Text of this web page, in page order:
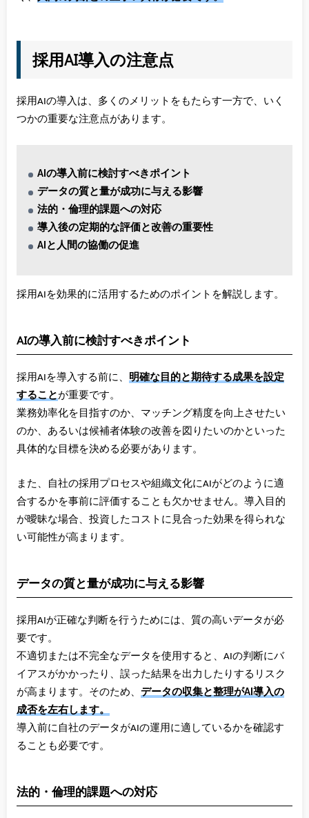
採用AI導入の注意点
採用AIの導入は、多くのメリットをもたらす一方で、いく
つかの重要な注意点があります。
AIの導入前に検討すべきポイント
データの質と量が成功に与える影響
法的・倫理的課題への対応
導入後の定期的な評価と改善の重要性
AIと人間の協働の促進
採用AIを効果的に活用するためのポイントを解説します。
AIの導入前に検討すべきポイント
採用AIを導入する前に、 明確な目的と期待する成果を設定
することが重要です。
業務効率化を目指すのか、マッチング精度を向上させたい
のか、あるいは候補者体験の改善を図りたいのかといった
具体的な目標を決める必要があります。
また、自社の採用プロセスや組織文化にAIがどのように適
合するかを事前に評価することも欠かせません。導入目的
が曖昧な場合、投資したコストに見合った効果を得られな
い可能性が高まります。
データの質と量が成功に与える影響
採用AIが正確な判断を行うためには、質の高いデータが必
要です。
不適切または不完全なデータを使用すると、AIの判断にバ
イアスがかかったり、誤った結果を出力したりするリスク
が高まります。そのため、 データの収集と整理がAI導入の
成否を左右します。
導入前に自社のデータがAIの運用に適しているかを確認す
ることも必要です。
法的・倫理的課題への対応